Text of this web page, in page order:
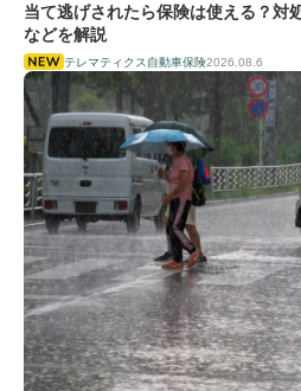
当て逃げされたら保険は使える？対
などを解説
テレマティクス自動車保険2026.08.6